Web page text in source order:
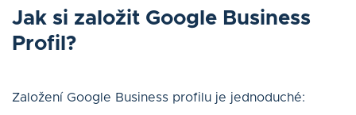
Jak si za ložit Google Business
Profil?
Založení Google Business profilu je jednoduché: